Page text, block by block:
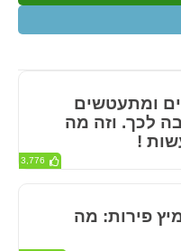
ומתעטשים
לכך. וזה מה
!
3,776
פירות: מה